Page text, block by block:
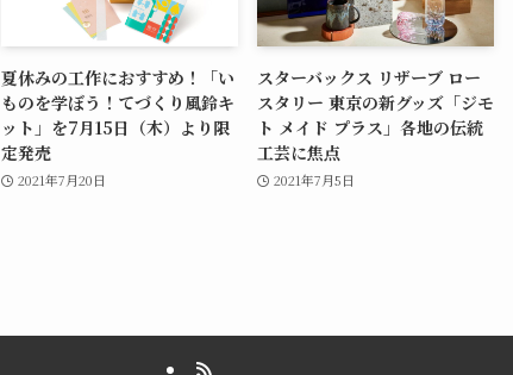
夏休みの工作におすすめ！「い
ものを学ぼう！てづくり風鈴キ
ット」を7月15日（木）より限
定発売
2021年7月20日
スターバックス リザーブ ロー
スタリー 東京の新グッズ「ジモ
ト メイド プラス」各地の伝統
工芸に焦点
2021年7月5日